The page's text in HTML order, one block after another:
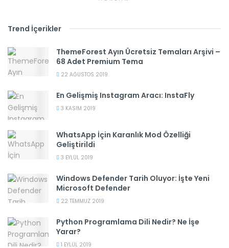
Trend İçerikler
ThemeForest Ayın Ücretsiz Temaları Arşivi –
68 Adet Premium Tema
22 AĞUSTOS 2019
En Gelişmiş Instagram Aracı: InstaFly
3 KASIM 2019
WhatsApp İçin Karanlık Mod Özelliği
Geliştirildi
3 EYLÜL 2019
Windows Defender Tarih Oluyor: İşte Yeni
Microsoft Defender
22 TEMMUZ 2019
Python Programlama Dili Nedir? Ne İşe
Yarar?
1 EYLÜL 2019